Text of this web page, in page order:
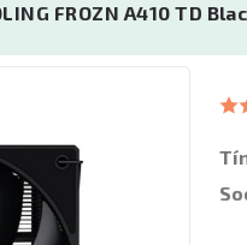
FROZN A410 TD